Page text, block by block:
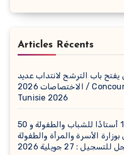
Articles Récents
يفتح باب الترشح لانتداب عديد
الاختصاصات 2026 / Concours BT Banque de
Tunisie 2026
مناظرة انتداب 120 أستاذًا للشباب والطفولة و 50
الأسرة والمرأة والطفولة
: 27 جويلية 2026